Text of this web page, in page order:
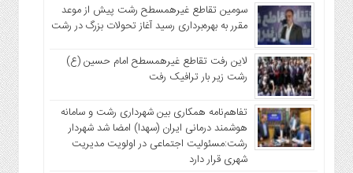
سومین تقاطع غیرهمسطح رشت پیش از موعد
مقرر به بهره‌برداری رسید آغاز تحولات بزرگ در رشت
لاین رفت تقاطع غیرهمسطح امام حسین (ع)
رشت زیر بار ترافیک رفت
تفاهم‌نامه همکاری بین شهرداری رشت و سامانه
هوشمند درمانی ایران (سهدا) امضا شد شهردار
رشت:مسئولیت اجتماعی در اولویت مدیریت
شهری قرار دارد